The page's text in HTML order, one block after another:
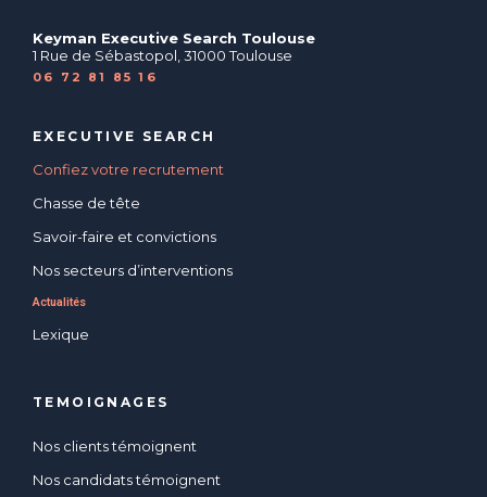
Keyman Executive Search Toulouse
1 Rue de Sébastopol, 31000 Toulouse
06 72 81 85 16
EXECUTIVE SEARCH
Confiez votre recrutement
Chasse de tête
Savoir-faire et convictions
Nos secteurs d’interventions
Actualités
Lexique
TEMOIGNAGES
Nos clients témoignent
Nos candidats témoignent